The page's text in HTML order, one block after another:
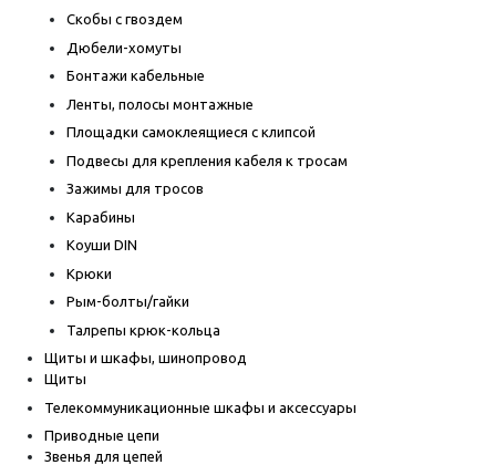
Скобы с гвоздем
Дюбели-хомуты
Бонтажи кабельные
Ленты, полосы монтажные
Площадки самоклеящиеся с клипсой
Подвесы для крепления кабеля к тросам
Зажимы для тросов
Карабины
Коуши DIN
Крюки
Рым-болты/гайки
Талрепы крюк-кольца
Щиты и шкафы, шинопровод
Щиты
Телекоммуникационные шкафы и аксессуары
Приводные цепи
Звенья для цепей